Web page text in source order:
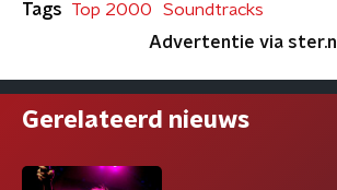
Tags Top 2000
Soundtracks
Advertentie via ster.nl
Gerelateerd nieuws